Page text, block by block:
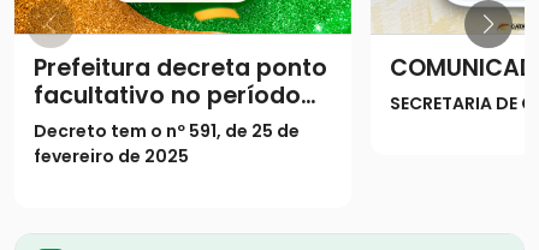
Prefeitura decreta ponto
facultativo no período
do Carnaval
Decreto tem o nº 591, de 25 de
fevereiro de 2025
SECRETARIA DE